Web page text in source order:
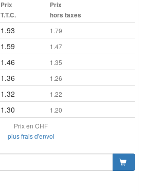
Prix
T.T.C.
Prix
hors taxes
1.93 1.79
1.59 1.47
1.46 1.35
1.36 1.26
1.32 1.22
1.30
1.20
Prix en CHF
plus frais d'envoi